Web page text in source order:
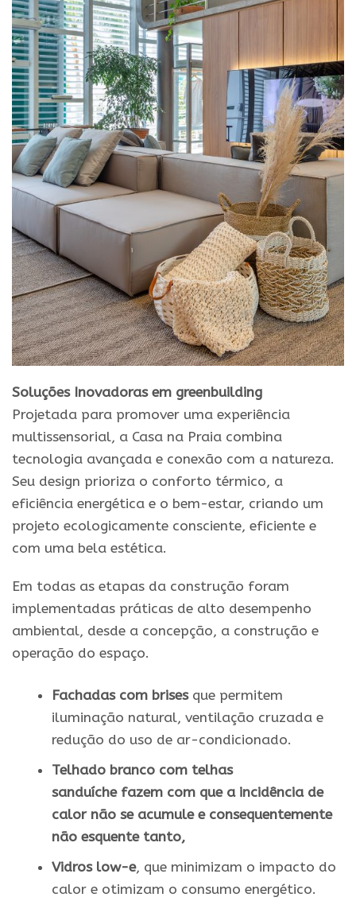
Soluções Inovadorasem greenbuilding
Projetada para promover uma experiência
multissensorial, a Casa na Praia combina
tecnologia avançada e conexão com a natureza.
Seu design prioriza o conforto térmico, a
eficiência energética e o bem-estar, criando um
projeto ecologicamente consciente, eficiente e
com uma bela estética.
Em todas as etapas da construção foram
implementadas práticas de alto desempenho
ambiental, desde a concepção, a construção e
operação do espaço.
Fachadas com brisesque permitem
iluminação natural, ventilação cruzada e
redução do uso de ar-condicionado.
Telhado branco com telhas
sanduíche fazem com que a incidência de
calor não se acumule e consequentemente
não esquente tanto,
Vidros low-e, que minimizam o impacto do
calor e otimizam o consumo energético.